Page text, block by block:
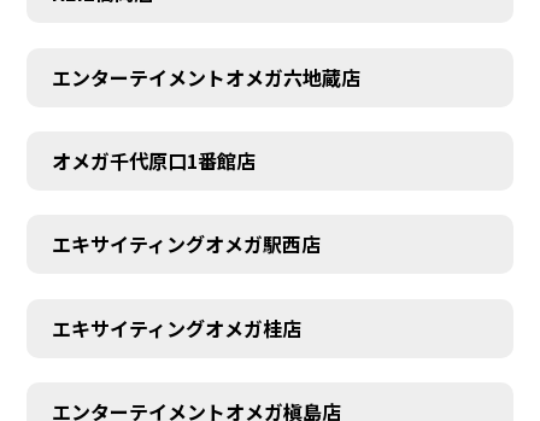
エンターテイメントオメガ六地蔵店
オメガ千代原口1番館店
エキサイティングオメガ駅西店
エキサイティングオメガ桂店
エンターテイメントオメガ槇島店